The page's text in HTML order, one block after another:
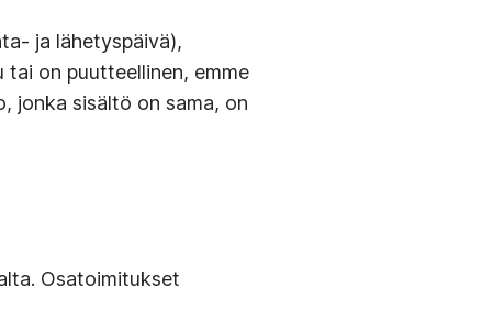
ja lähetyspäivä),
on puutteellinen, emme
jonka sisältö on sama, on
Osatoimitukset